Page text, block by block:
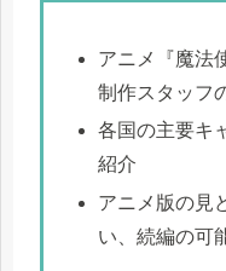
アニメ『魔法
制作スタッフ
各国の主要キ
紹介
アニメ版の見
い、続編の可